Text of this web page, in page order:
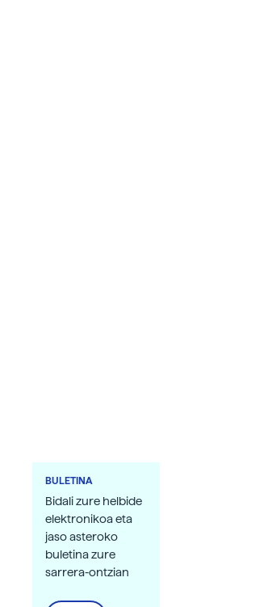
BULETINA
Bidali zure helbide
elektronikoa eta
jaso asteroko
buletina zure
sarrera-ontzian